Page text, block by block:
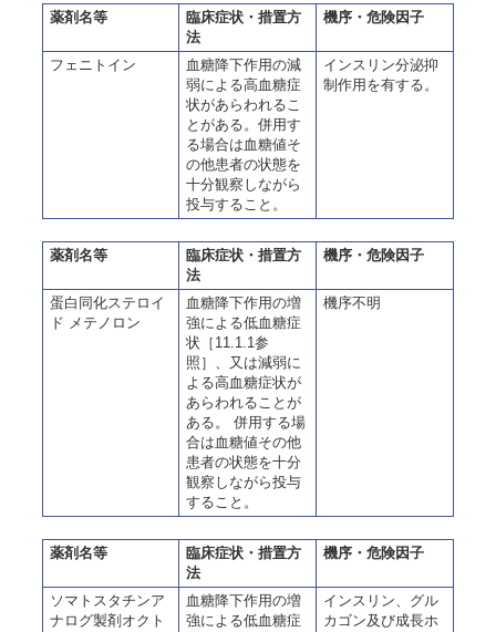
薬剤名等
臨床症状・措置方
法
機序・危険因子
フェニトイン
血糖降下作用の減
弱による高血糖症
状があらわれるこ
とがある。併用す
る場合は血糖値そ
の他患者の状態を
十分観察しながら
投与すること。
インスリン分泌抑
制作用を有する。
薬剤名等
臨床症状・措置方
法
機序・危険因子
蛋白同化ステロイ
ド メテノロン
血糖降下作用の増
強による低血糖症
状［11.1.1参
照］、又は減弱に
よる高血糖症状が
あらわれることが
ある。 併用する場
合は血糖値その他
患者の状態を十分
観察しながら投与
すること。
機序不明
薬剤名等
臨床症状・措置方
法
機序・危険因子
ソマトスタチンア
ナログ製剤オクト
血糖降下作用の増
強による低血糖症
インスリン、グル
カゴン及び成長ホ